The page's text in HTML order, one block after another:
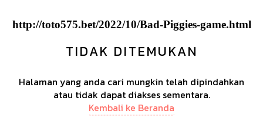
http://toto575.bet/2022/10/Bad-Piggies-game.html
TIDAK DITEMUKAN
Halaman yang anda cari mungkin telah dipindahkan
atau tidak dapat diakses sementara.
Kembali ke Beranda